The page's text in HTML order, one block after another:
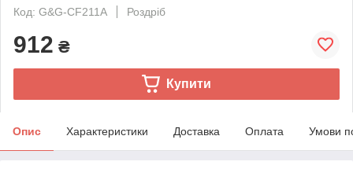
Код: G&G-CF211A
Роздріб
912 ₴
Купити
Опис Характеристики Доставка Оплата Умови